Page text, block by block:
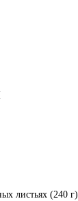
листьях (240 г)